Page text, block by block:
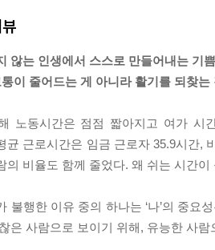
않는 인생에서 스스로 만들어내는 기
이 줄어드는 게 아니라 활기를 되찾는
노동시간은 점점 짧아지고 여가 시
균 근로시간은 임금 근로자 35.9시간,
의 비율도 함께 줄었다. 왜 쉬는 시간
불행한 이유 중의 하나는 ‘나’의 중
은 사람으로 보이기 위해, 유능한 사